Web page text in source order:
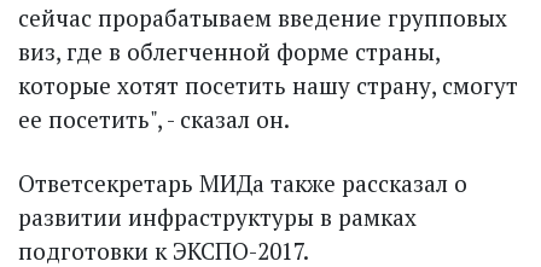
сейчас прорабатываем введение групповых
виз, где в облегченной форме страны,
которые хотят посетить нашу страну, смогут
ее посетить", - сказал он.
Ответсекретарь МИДа также рассказал о
развитии инфраструктуры в рамках
подготовки к ЭКСПО-2017.